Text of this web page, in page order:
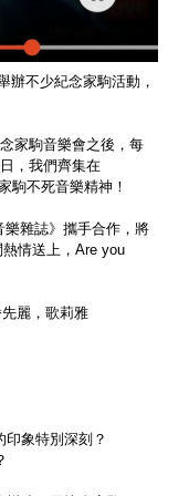
辦不少紀念家駒活動，
家駒音樂會之後，每
，我們齊集在
駒不死音樂精神！
雜誌》攜手合作，將
情送上，Are you
麗，歌莉雅
象特別深刻？